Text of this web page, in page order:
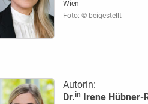
Wien
Foto: © beigestellt
Autorin:
Dr.in Irene Hübner-